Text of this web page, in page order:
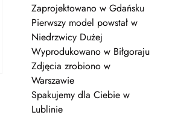
Zaprojektowano w Gdańsku
Pierwszy model powstał w
Niedrzwicy Dużej
Wyprodukowano w Biłgoraju
Zdjęcia zrobiono w
Warszawie
Spakujemy dla Ciebie w
Lublinie